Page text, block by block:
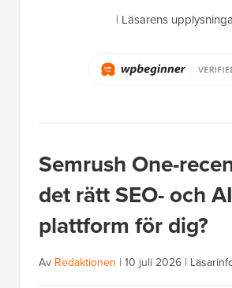
| Läsarens
Semrush One-
det rätt SEO- och
plattform för dig?
Av Redaktionen | 10 juli 2026 |